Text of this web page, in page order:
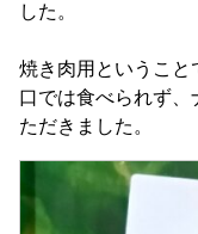
した。
焼き肉用ということ
口では食べられず
ただきました。